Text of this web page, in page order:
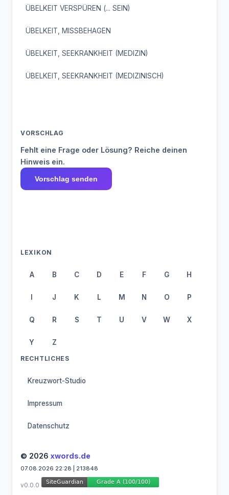
ÜBELKEIT VERSPÜREN (... SEIN)
ÜBELKEIT, MISSBEHAGEN
ÜBELKEIT, SEEKRANKHEIT (MEDIZIN)
ÜBELKEIT, SEEKRANKHEIT (MEDIZINISCH)
VORSCHLAG
Fehlt eine Frage oder Lösung? Reiche deinen
Hinweis ein.
Vorschlag senden
LEXIKON
A B C D E F G H
I J K L M N O P
Q R S T U V W X
Y Z
RECHTLICHES
Kreuzwort-Studio
Impressum
Datenschutz
© 2026 xwords.de
07.08.2026 22:28 | 213848
v0.0.0